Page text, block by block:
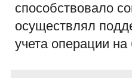
способствовало
осуществлял
учета операции